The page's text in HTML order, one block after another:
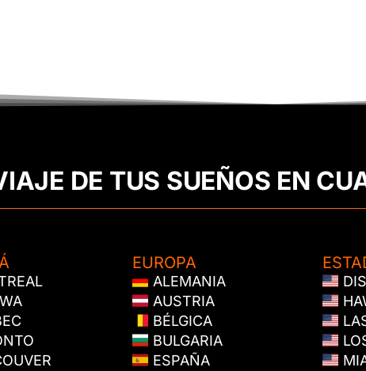
DE TUS SUEÑOS EN
EUROPA
ALEMANIA
AUSTRIA
BÉLGICA
BULGARIA
ESPAÑA